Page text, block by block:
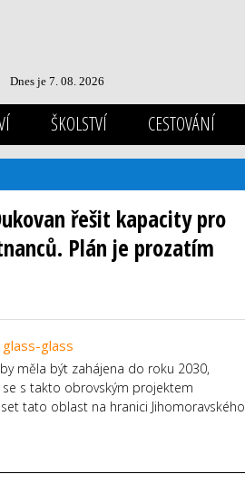
Dnes je 7. 08. 2026
ŠKOLSTVÍ CESTOVÁNÍ
řešit kapacity pro
Plán je prozatím
měla být zahájena do roku 2030,
s takto obrovským projektem
tato oblast na hranici Jihomoravského